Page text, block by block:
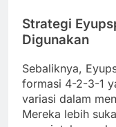
Strategi
Digunakan
Sebaliknya,
formasi 4-2-3-1
variasi dalam
Mereka lebih